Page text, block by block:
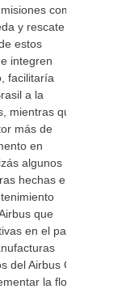
como
y rescate y
estos
integren
facilitaría
a la
mientras que
más de
en
algunos
hechas en
que
en el país,
del Airbus C-
la flota